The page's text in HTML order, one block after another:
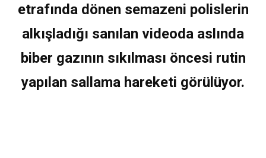
etrafında dönen semazeni polislerin
alkışladığı sanılan videoda aslında
biber gazının sıkılması öncesi rutin
yapılan sallama hareketi görülüyor.